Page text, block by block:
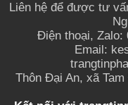
Liên hệ để được tư
Điện thoại, Zalo:
Email:
Thôn Đại An, xã